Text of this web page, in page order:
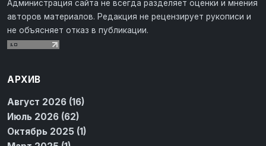
Администрация сайта не всегда разделяет оценки и мнения
авторов материалов. Редакция не рецензирует рукописи и
не объясняет отказ в публикации.
АРХИВ
Август 2026 (16)
Июль 2026 (62)
Октябрь 2025 (1)